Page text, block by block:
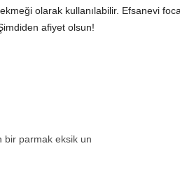
olarak kullanılabilir. Efsanevi
afiyet olsun!
bir parmak eksik un